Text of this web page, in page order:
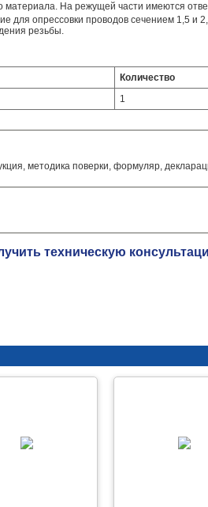
На режущей части имеются
для опрессовки проводов сечением 1,5 и
резьбы.
Количество
1
методика поверки, формуляр,
техническую